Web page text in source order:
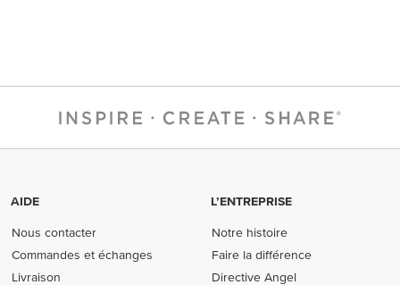
AIDE
Nous contacter
Commandes et échanges
Livraison
L’ENTREPRISE
Notre histoire
Faire la différence
Directive Angel